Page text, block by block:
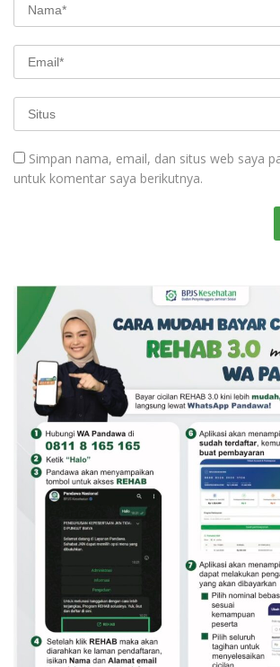
Simpan nama, email, dan situs web saya
untuk komentar saya berikutnya.